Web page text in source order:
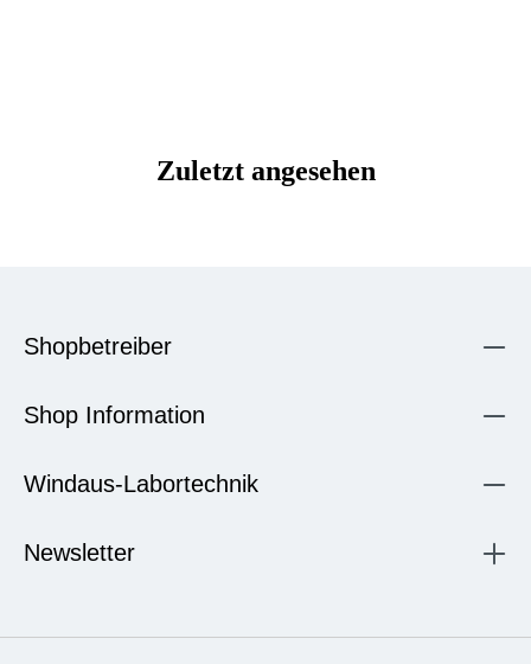
Zuletzt angesehen
Shopbetreiber
Shop Information
Windaus-Labortechnik
Newsletter